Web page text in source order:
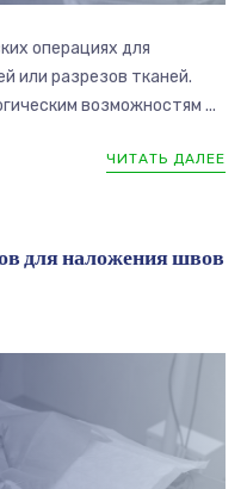
операциях для
или разрезов тканей.
возможностям ...
ЧИТАТЬ ДАЛЕЕ
для наложения швов